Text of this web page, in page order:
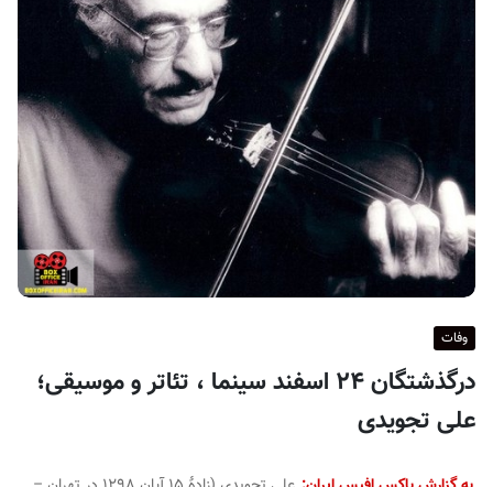
ف
ا
ن
وفات
درگذشتگان ۲۴ اسفند سینما ، تئاتر و موسیقی؛
علی تجویدی